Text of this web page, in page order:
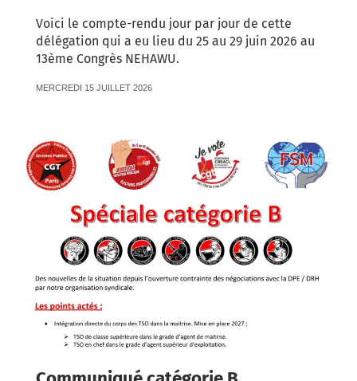
Voici le compte-rendu jour par jour de cette
délégation qui a eu lieu du 25 au 29 juin 2026 au
13ème Congrès NEHAWU.
MERCREDI 15 JUILLET 2026